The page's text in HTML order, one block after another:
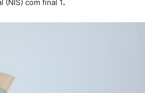
(NIS) com final 1.